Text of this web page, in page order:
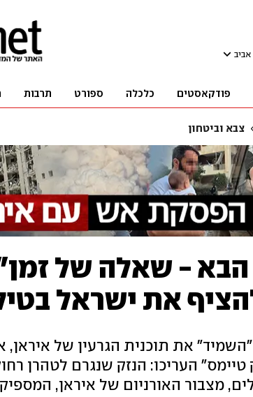
פודקאסטים כלכלה ספורט תרבות
צבא וביטחון
- שאלה של
את ישראל
את תוכנית הגרעין של איראן,
טיימס" העריכו: הנזק שנגרם לטהרן